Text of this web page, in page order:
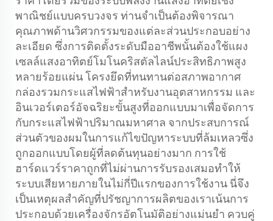
พาณิชย์แบบครบวงจร ท่านจำเป็นต้องพิจารณา
คุณภาพด้านวิศวกรรมของแต่ละส่วนประกอบอย่าง
ละเอียด ซึ่งการติดตั้งระดับมืออาชีพนั้นต้องใช้แผง
เซลล์แสงอาทิตย์โมโนคริสตัลไลน์ประสิทธิภาพสูง
หลายร้อยแผ่น โครงยึดที่ทนทานต่อสภาพอากาศ
กล่องรวมกระแสไฟฟ้าสำหรับงานอุตสาหกรรม และ
อินเวอร์เตอร์อัจฉริยะขั้นสูงที่ออกแบบมาเพื่อจัดการ
กับกระแสไฟฟ้าปริมาณมหาศาล จากประสบการณ์
ส่วนตัวของผมในการแก้ไขปัญหาระบบที่ล้มเหลวซึ่ง
ถูกออกแบบโดยผู้ที่ลดต้นทุนอย่างมาก การใช้
ฮาร์ดแวร์ราคาถูกที่ไม่ผ่านการรับรองเสมอทำให้
ระบบเสียหายภายในไม่กี่ปีแรกของการใช้งาน นี่จึง
เป็นเหตุผลสำคัญที่ปรัชญาการผลิตของเราเน้นการ
ประกอบด้วยเครื่องจักรอัตโนมัติอย่างแม่นยำ ควบคู่